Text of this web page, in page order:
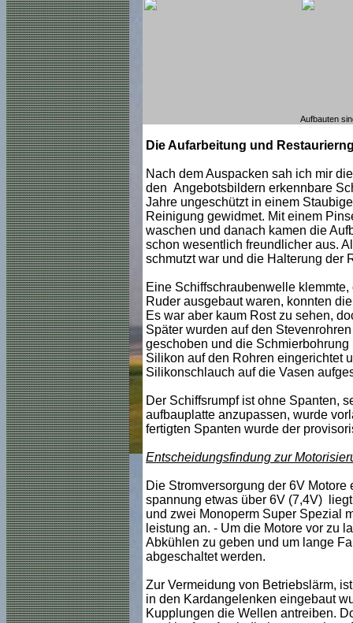
Aufbauten
Die Aufarbeitung und
Nach dem Auspacken sah ich mir
den Angebotsbildern erkennbare
Jahre ungeschützt in einem
Reinigung gewidmet. Mit einem
waschen und danach kamen die
schon wesentlich freundlicher aus.
schmutzt war und die Halterung der
Eine Schiffschraubenwelle
Ruder ausgebaut waren, konnten
Es war aber kaum Rost zu sehen,
Später wurden auf den
geschoben und die
Silikon auf den Rohren eingerichtet
Silikonschlauch auf die Vasen
Der Schiffsrumpf ist ohne Spanten,
aufbauplatte anzupassen, wurde
fertigten Spanten wurde der
Entscheidungsfindung zur
Die Stromversorgung der 6V
spannung etwas über 6V (7,4V)
und zwei Monoperm Super Spezial
leistung an. - Um die Motore vor zu
Abkühlen zu geben und um lange
abgeschaltet werden.
Zur Vermeidung von Betriebslärm,
in den Kardangelenken eingebaut
Kupplungen die Wellen antreiben.